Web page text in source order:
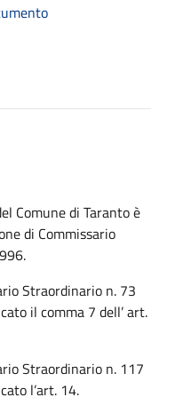
Comune di Taranto è
di Commissario
Straordinario n. 73
il comma 7 dell’ art.
Straordinario n. 117
l’art. 14.